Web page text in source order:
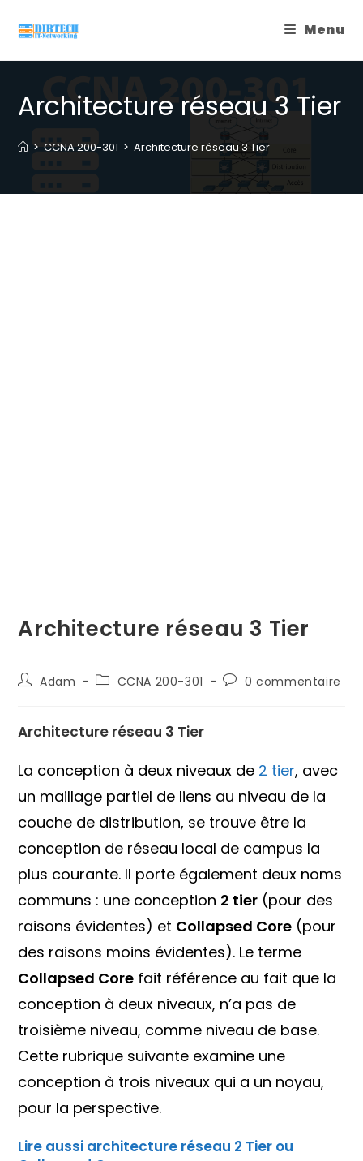
Menu
Architecture réseau 3 Tier
> CCNA 200-301 > Architecture réseau 3 Tier
Architecture réseau 3 Tier
Auteur/autrice
publication :
Adam
PostCCNA 200-301
Commentaires
0 commentaire
Architecture réseau 3 Tier
La conception à deux niveaux de 2 tier, avec
un maillage partiel de liens au niveau de la
couche de distribution, se trouve être la
conception de réseau local de campus la
plus courante. Il porte également deux noms
communs : une conception 2 tier (pour des
raisons évidentes) et Collapsed Core (pour
des raisons moins évidentes). Le terme
Collapsed Core fait référence au fait que la
conception à deux niveaux, n’a pas de
troisième niveau, comme niveau de base.
Cette rubrique suivante examine une
conception à trois niveaux qui a un noyau,
pour la perspective.
Lire aussi architecture réseau 2 Tier ou